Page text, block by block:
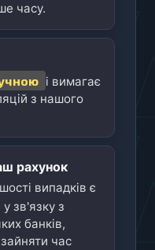
часу.
і вимагає
з нашого
рахунок
випадків є
у зв'язку з
банків,
час